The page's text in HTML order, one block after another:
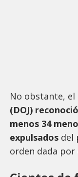
No obstante, el
(DOJ)
menos 34
expulsados del
orden dada por